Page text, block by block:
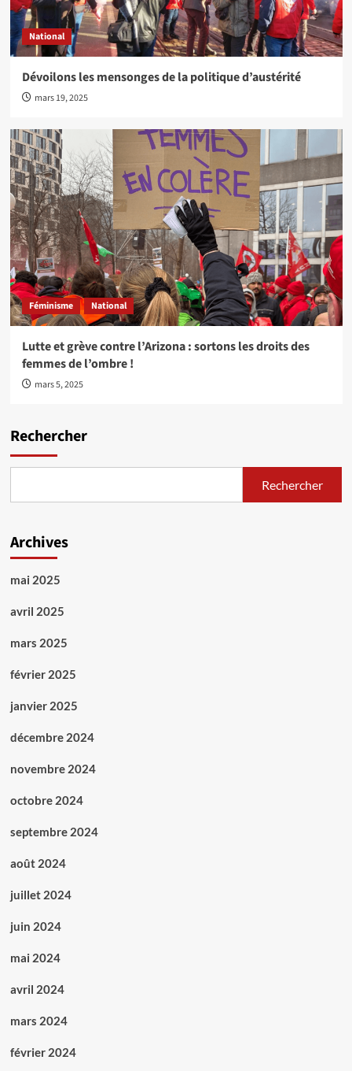
National
Dévoilons les mensonges de la politique d’austérité
mars 19, 2025
Féminisme National
Lutte et grève contre l’Arizona : sortons les droits des
femmes de l’ombre !
mars 5, 2025
Rechercher
Rechercher
Archives
mai 2025
avril 2025
mars 2025
février 2025
janvier 2025
décembre 2024
novembre 2024
octobre 2024
septembre 2024
août 2024
juillet 2024
juin 2024
mai 2024
avril 2024
mars 2024
février 2024